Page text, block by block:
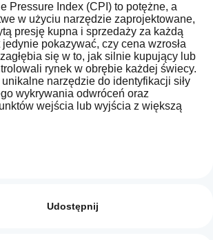
Pressure Index (CPI) to potężne, a
w użyciu narzędzie zaprojektowane,
presję kupna i sprzedaży za każdą
pokazywać, czy cena wzrosła
się w to, jak silnie kupujący lub
rynek w obrębie każdej świecy.
narzędzie do identyfikacji siły
wykrywania odwróceń oraz
wejścia lub wyjścia z większą
do tradycyjnych oscylatorów, które
dwóm wygładzonym liniom –
Udostępnij